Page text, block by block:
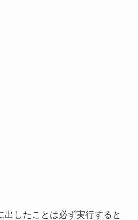
出したことは必ず実行すると